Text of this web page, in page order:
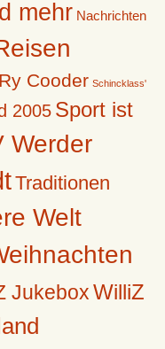
mehr Nachrichten
Ry Cooder Schincklass'
2005 Sport ist
Werder
Traditionen
Welt
Jukebox WilliZ